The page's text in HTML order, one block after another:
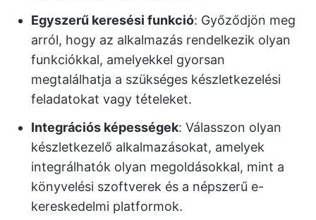
Egyszerű keresési funkció: Győződjön meg
arról, hogy az alkalmazás rendelkezik olyan
funkciókkal, amelyekkel gyorsan
megtalálhatja a szükséges készletkezelési
feladatokat vagy tételeket.
Integrációs képességek: Válasszon olyan
készletkezelő alkalmazásokat, amelyek
integrálhatók olyan megoldásokkal, mint a
könyvelési szoftverek és a népszerű e-
kereskedelmi platformok.